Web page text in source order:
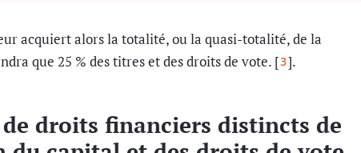
acquiert alors la totalité, ou la quasi-totalité, de la
que 25 % des titres et des droits de vote. [3].
droits financiers distincts de